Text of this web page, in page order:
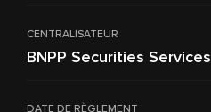
CENTRALISATEUR
BNPP Securities Services
DATE DE RÈGLEMENT